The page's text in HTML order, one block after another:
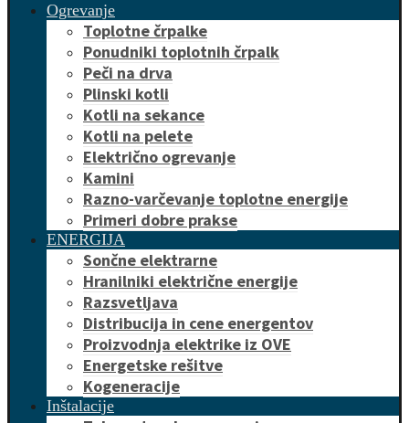
Ogrevanje
Toplotne črpalke
Ponudniki toplotnih črpalk
Peči na drva
Plinski kotli
Kotli na sekance
Kotli na pelete
Električno ogrevanje
Kamini
Razno-varčevanje toplotne energije
Primeri dobre prakse
ENERGIJA
Sončne elektrarne
Hranilniki električne energije
Razsvetljava
Distribucija in cene energentov
Proizvodnja elektrike iz OVE
Energetske rešitve
Kogeneracije
Inštalacije